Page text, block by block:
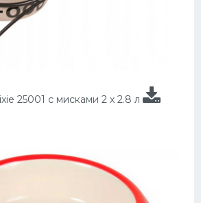
25001 с мисками 2 х 2.8 л